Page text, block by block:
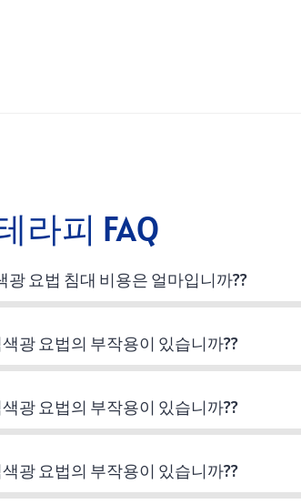
라피 FAQ
광 요법 침대 비용은 얼마입니까??
광 요법의 부작용이 있습니까??
광 요법의 부작용이 있습니까??
광 요법의 부작용이 있습니까??